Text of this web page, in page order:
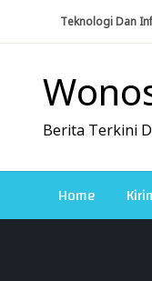
Teknologi Dan
Berita Terkini
Home